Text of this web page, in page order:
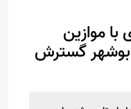
موازین
گسترش